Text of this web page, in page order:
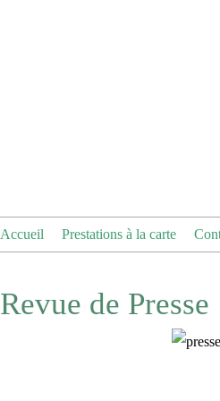
Accueil Prestations à la carte
Revue de Presse